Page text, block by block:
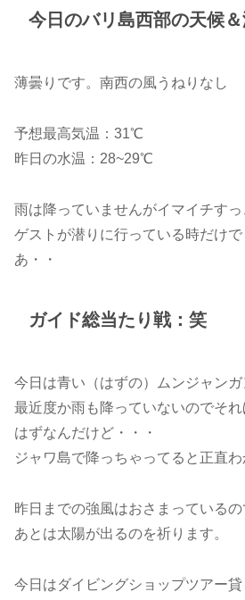
今日のバリ島西部の天候
薄曇りです。南西の風うねりなし
予想最高気温：31℃
昨日の水温：28~29℃
雨は降っていませんがイマイチす
ゲストが潜りに行っている時だけ
あ・・
ガイド総当たり戦：笑
今日は青い（はずの）ムンジャン
最近度か雨も降っていないのでそ
はずなんだけど・・・
ジャワ島で降っちゃってると正直
昨日までの強風はおさまっているの
あとは太陽が出るのを祈ります。
今日はダイビングショップツアー